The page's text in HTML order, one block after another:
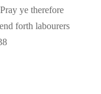
ye therefore
forth labourers